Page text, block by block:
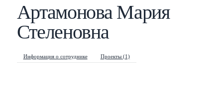
Артамонова Мария
Стеленовна
Информация о сотруднике Проекты (1)
This help popup
Search popup /